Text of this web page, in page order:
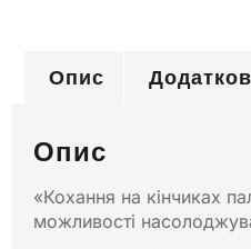
Опис
Опис
«Кохання на кінчиках
можливості